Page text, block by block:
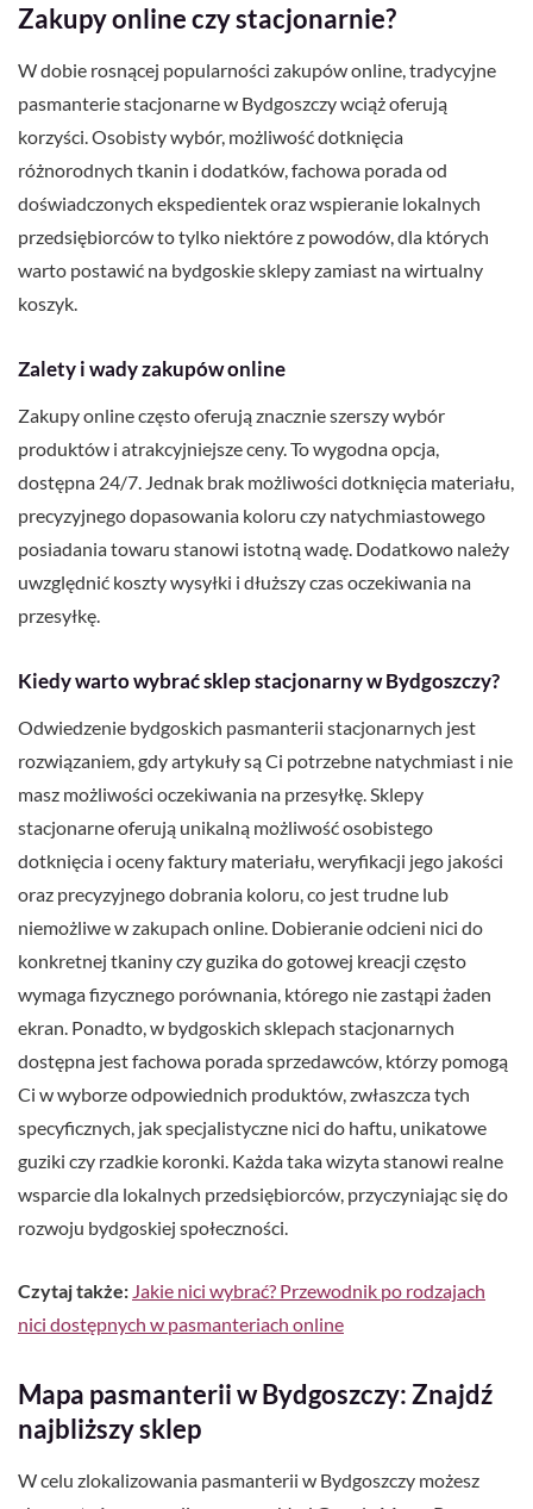
Zakupy online czy stacjonarnie?
W dobie rosnącej popularności zakupów online, tradycyjne
pasmanterie stacjonarne w Bydgoszczy wciąż oferują
korzyści. Osobisty wybór, możliwość dotknięcia
różnorodnych tkanin i dodatków, fachowa porada od
doświadczonych ekspedientek oraz wspieranie lokalnych
przedsiębiorców to tylko niektóre z powodów, dla których
warto postawić na bydgoskie sklepy zamiast na wirtualny
koszyk.
Zalety i wady zakupów online
Zakupy online często oferują znacznie szerszy wybór
produktów i atrakcyjniejsze ceny. To wygodna opcja,
dostępna 24/7. Jednak brak możliwości dotknięcia materiału,
precyzyjnego dopasowania koloru czy natychmiastowego
posiadania towaru stanowi istotną wadę. Dodatkowo należy
uwzględnić koszty wysyłki i dłuższy czas oczekiwania na
przesyłkę.
Kiedy warto wybrać sklep stacjonarny w Bydgoszczy?
Odwiedzenie bydgoskich pasmanterii stacjonarnych jest
rozwiązaniem, gdy artykuły są Ci potrzebne natychmiast i nie
masz możliwości oczekiwania na przesyłkę. Sklepy
stacjonarne oferują unikalną możliwość osobistego
dotknięcia i oceny faktury materiału, weryfikacji jego jakości
oraz precyzyjnego dobrania koloru, co jest trudne lub
niemożliwe w zakupach online. Dobieranie odcieni nici do
konkretnej tkaniny czy guzika do gotowej kreacji często
wymaga fizycznego porównania, którego nie zastąpi żaden
ekran. Ponadto, w bydgoskich sklepach stacjonarnych
dostępna jest fachowa porada sprzedawców, którzy pomogą
Ci w wyborze odpowiednich produktów, zwłaszcza tych
specyficznych, jak specjalistyczne nici do haftu, unikatowe
guziki czy rzadkie koronki. Każda taka wizyta stanowi realne
wsparcie dla lokalnych przedsiębiorców, przyczyniając się do
rozwoju bydgoskiej społeczności.
Czytaj także: Jakie nici wybrać? Przewodnik po rodzajach
nici dostępnych w pasmanteriach online
Mapa pasmanterii w Bydgoszczy: Znajdź
najbliższy sklep
W celu zlokalizowania pasmanterii w Bydgoszczy możesz